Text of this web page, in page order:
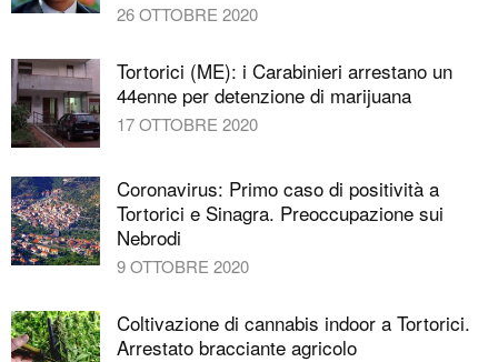
26 OTTOBRE 2020
Tortorici (ME): i Carabinieri arrestano un
44enne per detenzione di marijuana
17 OTTOBRE 2020
Coronavirus: Primo caso di positività a
Tortorici e Sinagra. Preoccupazione sui
Nebrodi
9 OTTOBRE 2020
Coltivazione di cannabis indoor a Tortorici.
Arrestato bracciante agricolo